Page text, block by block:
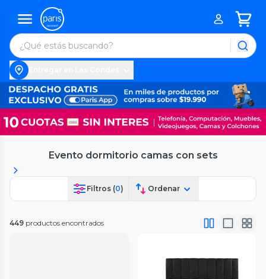
Evento dormitorio camas con sets
Filtros (0) Ordenar
449 productos encontrados